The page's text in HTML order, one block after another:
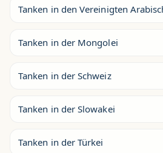
Tanken in den Vereinigten
Tanken in der Mongolei
Tanken in der Schweiz
Tanken in der Slowakei
Tanken in der Türkei